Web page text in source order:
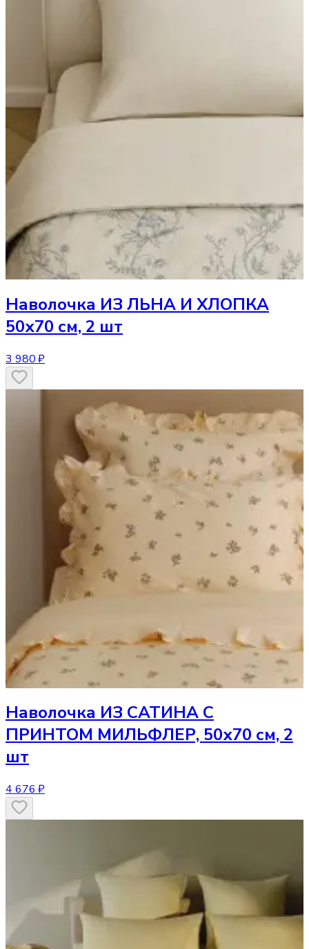
Наволочка ИЗ ЛЬНА И ХЛОПКА
50х70 см, 2 шт
3 980 ₽
Наволочка ИЗ САТИНА С
ПРИНТОМ МИЛЬФЛЕР, 50х70 см, 2
шт
4 676 ₽